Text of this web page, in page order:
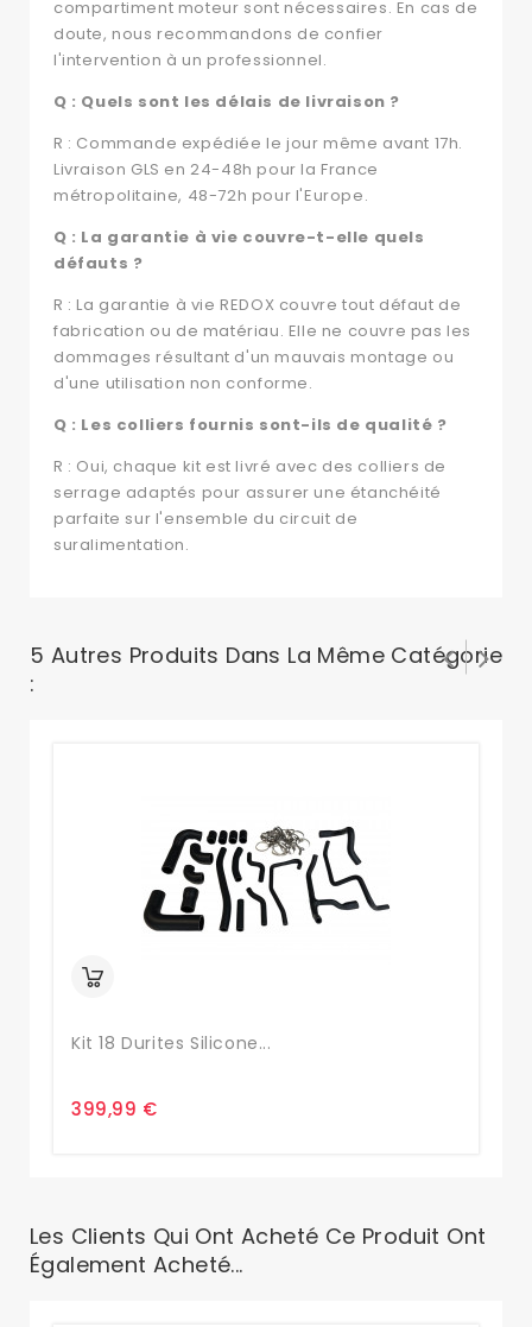
compartiment moteur sont nécessaires. En cas de
doute, nous recommandons de confier
l'intervention à un professionnel.
Q : Quels sont les délais de livraison ?
R : Commande expédiée le jour même avant 17h.
Livraison GLS en 24-48h pour la France
métropolitaine, 48-72h pour l'Europe.
Q : La garantie à vie couvre-t-elle quels
défauts ?
R : La garantie à vie REDOX couvre tout défaut de
fabrication ou de matériau. Elle ne couvre pas les
dommages résultant d'un mauvais montage ou
d'une utilisation non conforme.
Q : Les colliers fournis sont-ils de qualité ?
R : Oui, chaque kit est livré avec des colliers de
serrage adaptés pour assurer une étanchéité
parfaite sur l'ensemble du circuit de
suralimentation.
5 Autres Produits Dans La Même Catégorie
:
Kit 18 Durites Silicone...
399,99 €
Les Clients Qui Ont Acheté Ce Produit Ont
Également Acheté...